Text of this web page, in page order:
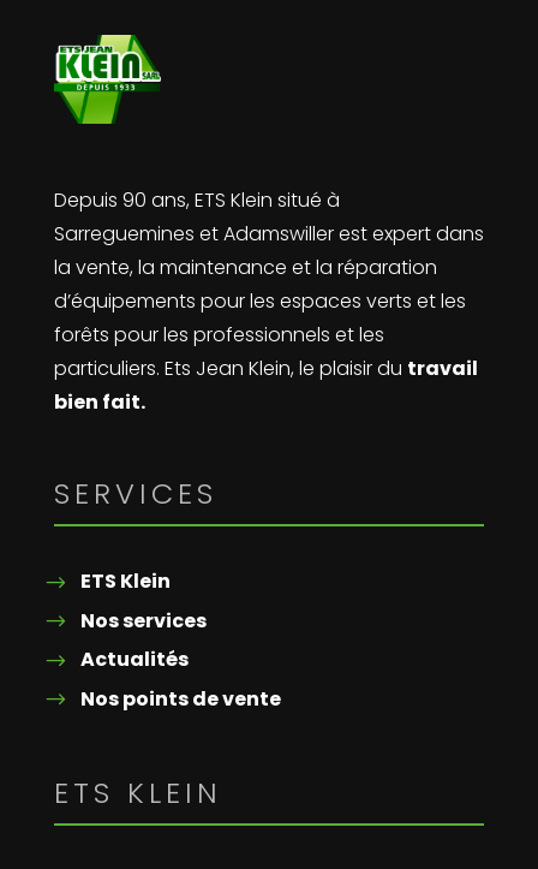
Depuis 90 ans, ETS Klein situé à
Sarreguemines et Adamswiller est expert dans
la vente, la maintenance et la réparation
d’équipements pour les espaces verts et les
forêts pour les professionnels et les
particuliers. Ets Jean Klein, le plaisir du travail
bien fait.
SERVICES
ETS Klein
Nos services
Actualités
Nos points de vente
ETS KLEIN